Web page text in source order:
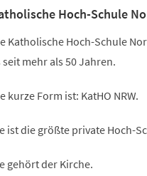
Hoch-Schule
Katholische Hoch-Schule
seit mehr als 50 Jahren.
kurze Form ist: KatHO NRW.
ist die größte private Hoch-
gehört der Kirche.